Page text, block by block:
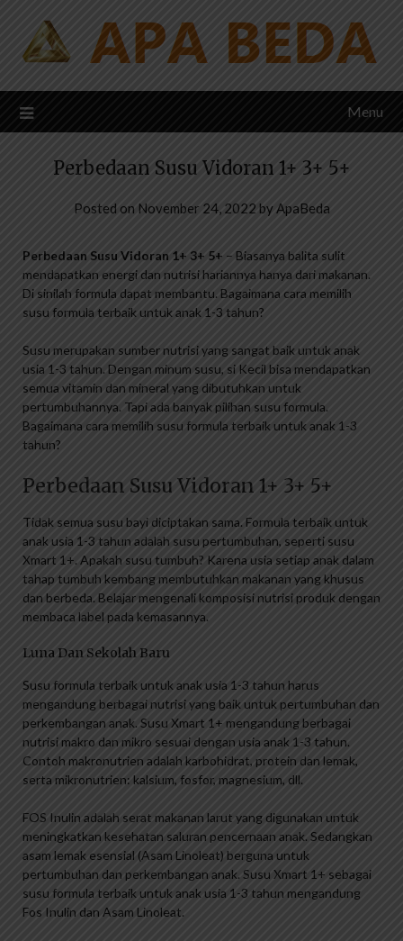
content
Menu
Perbedaan Susu Vidoran 1+ 3+ 5+
Posted on November 24, 2022 byApaBeda
Perbedaan Susu Vidoran 1+ 3+ 5+ – Biasanya balita sulit
mendapatkan energi dan nutrisi hariannya hanya dari makanan.
Di sinilah formula dapat membantu. Bagaimana cara memilih
susu formula terbaik untuk anak 1-3 tahun?
Susu merupakan sumber nutrisi yang sangat baik untuk anak
usia 1-3 tahun. Dengan minum susu, si Kecil bisa mendapatkan
semua vitamin dan mineral yang dibutuhkan untuk
pertumbuhannya. Tapi ada banyak pilihan susu formula.
Bagaimana cara memilih susu formula terbaik untuk anak 1-3
tahun?
Perbedaan Susu Vidoran 1+ 3+ 5+
Tidak semua susu bayi diciptakan sama. Formula terbaik untuk
anak usia 1-3 tahun adalah susu pertumbuhan, seperti susu
Xmart 1+. Apakah susu tumbuh? Karena usia setiap anak dalam
tahap tumbuh kembang membutuhkan makanan yang khusus
dan berbeda. Belajar mengenali komposisi nutrisi produk dengan
membaca label pada kemasannya.
Luna Dan Sekolah Baru
Susu formula terbaik untuk anak usia 1-3 tahun harus
mengandung berbagai nutrisi yang baik untuk pertumbuhan dan
perkembangan anak. Susu Xmart 1+ mengandung berbagai
nutrisi makro dan mikro sesuai dengan usia anak 1-3 tahun.
Contoh makronutrien adalah karbohidrat, protein dan lemak,
serta mikronutrien: kalsium, fosfor, magnesium, dll.
FOS Inulin adalah serat makanan larut yang digunakan untuk
meningkatkan kesehatan saluran pencernaan anak. Sedangkan
asam lemak esensial (Asam Linoleat) berguna untuk
pertumbuhan dan perkembangan anak. Susu Xmart 1+ sebagai
susu formula terbaik untuk anak usia 1-3 tahun mengandung
Fos Inulin dan Asam Linoleat.